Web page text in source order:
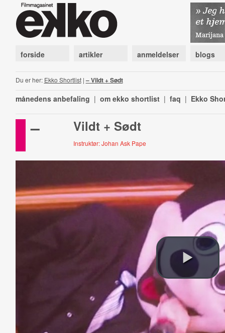
forside artikler anmeldelser blogs
Du er her: Ekko Shortlist| – Vildt + Sødt
månedens anbefaling | om ekko shortlist | faq | Ekko
– Vildt + Sødt
Instruktør: Johan Ask Pape